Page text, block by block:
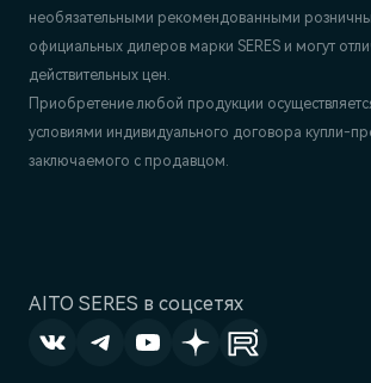
AITO SERES в соцсетях
необязательными рекомендованными
официальных дилеров марки SERES и могут
действительных цен.
Приобретение любой продукции
условиями индивидуального договора купли-
заключаемого с продавцом.